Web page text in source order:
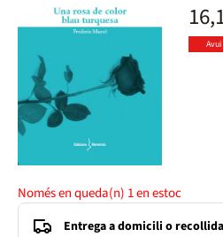
Només en queda(n) 1en estoc
Entrega a domicili o